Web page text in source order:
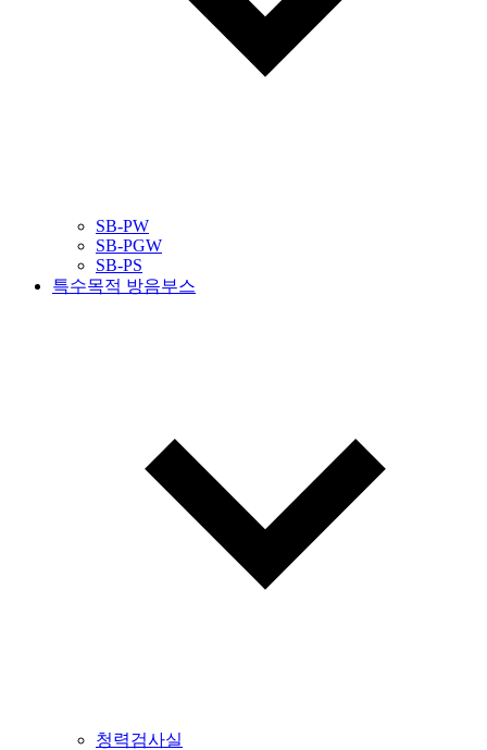
SB-PW
SB-PGW
SB-PS
특수목적 방음부스
청력검사실